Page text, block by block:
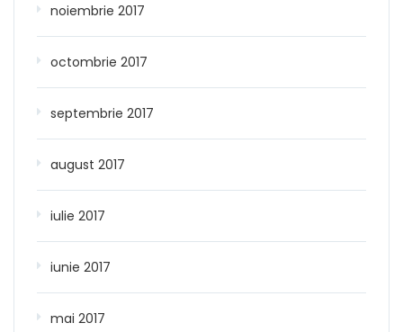
noiembrie 2017
octombrie 2017
septembrie 2017
august 2017
iulie 2017
iunie 2017
mai 2017